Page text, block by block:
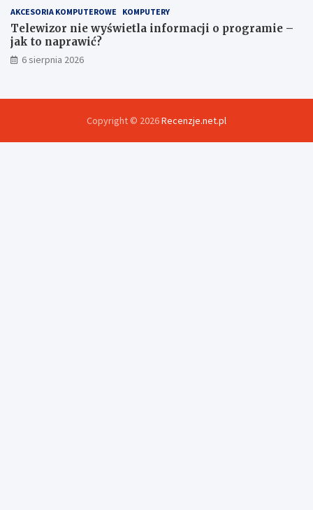
AKCESORIA KOMPUTEROWE KOMPUTERY
Telewizor nie wyświetla informacji o programie –
jak to naprawić?
6 sierpnia 2026
Copyright © 2026Recenzje.net.pl